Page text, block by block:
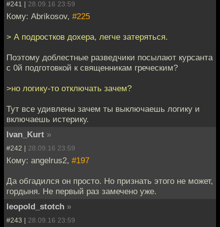
#241 | 28.09.16 23:59
Кому: Abrikosov, #225
> А подростков дохера, легче затеряться.
Поэтому доблестные разведчики посылают курсанта
с 0й подготовкой к священникам греческим?
>но логику-то отключать зачем?
Тут все удивлены зачем ты выключаешь логику и
включаешь истерику.
Ivan_Kurt »
#242 | 28.09.16 23:59
Кому: angelrus2, #197
Да обгадился он просто. Но признать этого не может,
гордыня. Не первый раз замечено уже.
leopold_stotch »
#243 | 28.09.16 23:59